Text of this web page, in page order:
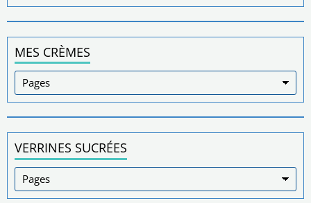
MES CRÈMES
VERRINES SUCRÉES